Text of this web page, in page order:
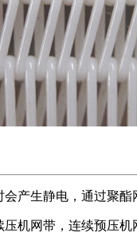
产生静电，通过聚
机网带，连续预压机